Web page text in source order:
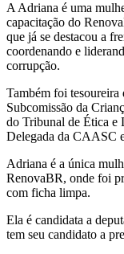
A Adriana é uma
capacitação do
que já se destacou a
coordenando e
corrupção.
Também foi tesoureira
Subcomissão da
do Tribunal de Ética
Delegada da CAASC
Adriana é a única
RenovaBR, onde foi
com ficha limpa.
Ela é candidata a
tem seu candidato a